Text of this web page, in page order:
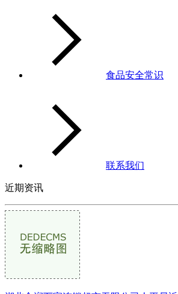
食品安全常识
联系我们
近期资讯